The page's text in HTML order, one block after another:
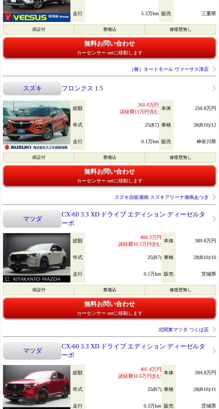
走行 5.3万km 販売 三重県
保証付 整備込 修復歴無し
無料お問い合わせ
カーセンサー.netに移動します
（株）オートモール ヴァーサス津店
スズキ フロンクス 1.5
総額
261.8万円
諸経費11万円含む
本体 250.8万円
年式 25(R7) 車検 28(R10)/12
走行 0.1万km 販売 神奈川県
保証付 整備込 修復歴無し
無料お問い合わせ
カーセンサー.netに移動します
スズキ自販湘南 スズキアリーナ湘南あつぎ
マツダ
CX-60 3.3 XD ドライブ エディション ディーゼルタ
ーボ
総額
400.3万円
諸経費10.5万円含む
本体 389.8万円
年式 25(R7) 車検 28(R10)/10
走行 0.1万km 販売 茨城県
保証付 整備込 修復歴無し
無料お問い合わせ
カーセンサー.netに移動します
北関東マツダ つくば店
マツダ
CX-60 3.3 XD ドライブ エディション ディーゼルタ
ーボ
総額
405.4万円
諸経費10.6万円含む
本体 394.8万円
年式 25(R7) 車検 28(R10)/11
走行 0.3万km 販売 茨城県